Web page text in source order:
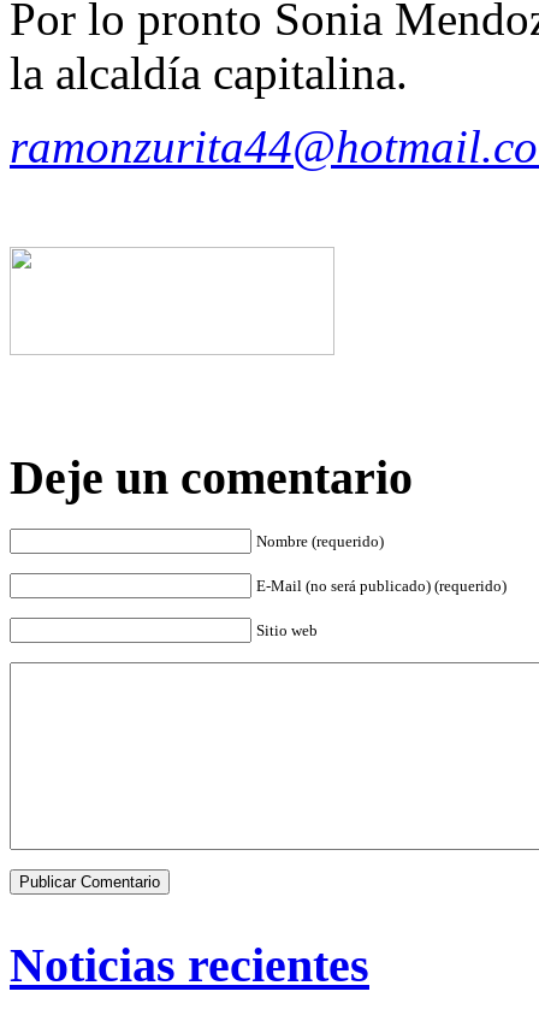
Por lo pronto Sonia
la alcaldía capitalina.
Deje un comentario
Nombre (requerido)
E-Mail (no será publicado) (requerido)
Sitio web
Noticias recientes